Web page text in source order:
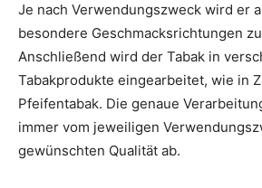
Je nach Verwendungszweck wird er
besondere Geschmacksrichtungen
Anschließend wird der Tabak in
Tabakprodukte eingearbeitet, wie in
Pfeifentabak. Die genaue
immer vom jeweiligen
gewünschten Qualität ab.